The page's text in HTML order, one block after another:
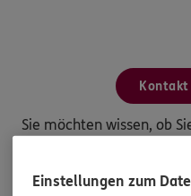
Kontakt
Sie möchten wissen, ob
Einstellungen zum